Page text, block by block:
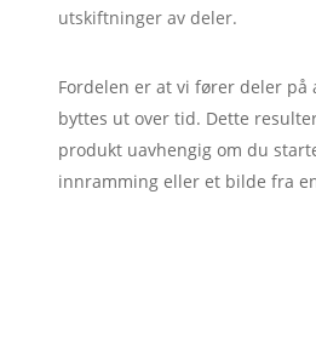
utskiftninger av deler.
Fordelen er at vi fører deler på
byttes ut over tid. Dette
produkt uavhengig om du
innramming eller et bilde fra